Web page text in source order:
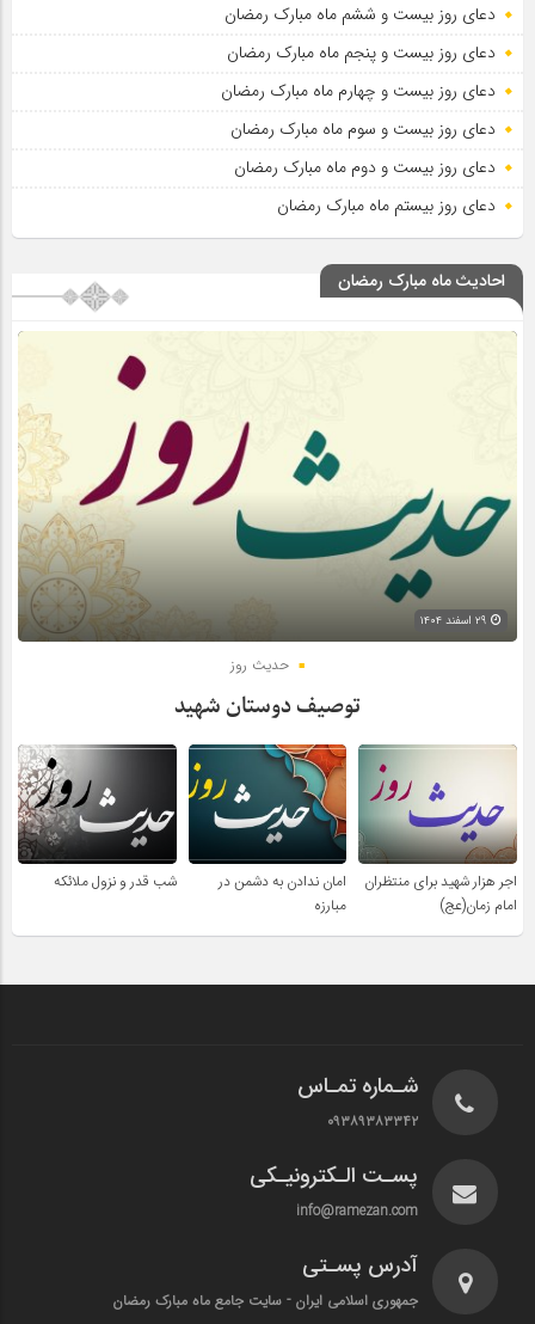
دعای روز بیست و ششم ماه مبارک رمضان
دعای روز بیست و پنجم ماه مبارک رمضان
دعای روز بیست و چهارم ماه مبارک رمضان
دعای روز بیست و سوم ماه مبارک رمضان
دعای روز بیست و دوم ماه مبارک رمضان
دعای روز بیستم ماه مبارک رمضان
احادیث ماه مبارک رمضان
حدیث روز
توصیف دوستان شهید
اجر هزار شهید برای منتظران
امام زمان(عج)
امان ندادن به دشمن در
مبارزه
شب قدر و نزول ملائکه
شـماره تمـاس
۰۹۳۸۹۳۸۳۳۴۲
پسـت الـکترونیـکی
info@ramezan.com
آدرس پسـتی
جمهوری اسلامی ایران - سایت جامع ماه مبارک رمضان